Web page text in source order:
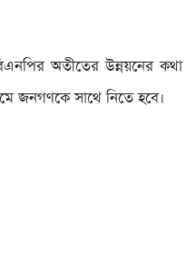
অতীতের উন্নয়নের কথা
জনগণকে সাথে নিতে হবে।